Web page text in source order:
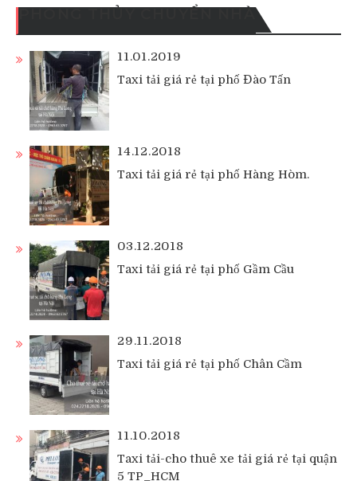
11.01.2019
Taxi tải giá rẻ tại phố Đào Tấn
14.12.2018
Taxi tải giá rẻ tại phố Hàng Hòm.
03.12.2018
Taxi tải giá rẻ tại phố Gầm Cầu
29.11.2018
Taxi tải giá rẻ tại phố Chân Cầm
11.10.2018
Taxi tải-cho thuê xe tải giá rẻ tại quận
5 TP_HCM